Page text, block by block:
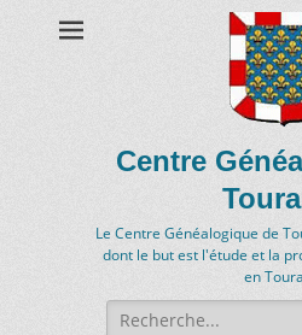
Centre
Le Centre Généalogique de
dont le but est l'étude et la
en
Recherche